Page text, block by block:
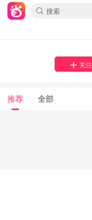
关注
推荐 全部